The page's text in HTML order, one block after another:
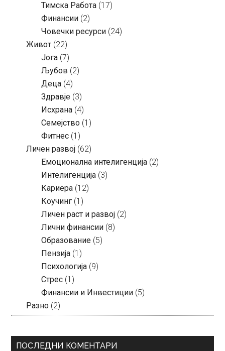
Тимска Работа (17)
Финансии (2)
Човечки ресурси (24)
Живот (22)
Јога (7)
Љубов (2)
Деца (4)
Здравје (3)
Исхрана (4)
Семејство (1)
Фитнес (1)
Личен развој (62)
Емоционална интелигенција (2)
Интелигенција (3)
Кариера (12)
Коучинг (1)
Личен раст и развој (2)
Лични финансии (8)
Образование (5)
Пензија (1)
Психологија (9)
Стрес (1)
Финансии и Инвестиции (5)
Разно (2)
ПОСЛЕДНИ КОМЕНТАРИ